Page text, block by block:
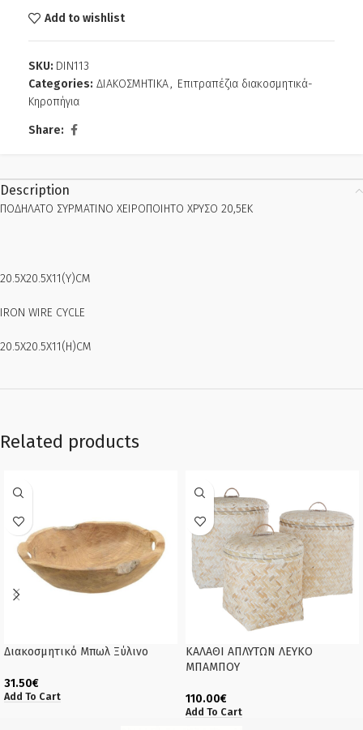
Add to wishlist
SKU: DIN113
Categories: ΔΙΑΚΟΣΜΗΤΙΚΑ, Επιτραπέζια διακοσμητικά-
Κηροπήγια
Share:
Description
ΠΟΔΗΛΑΤΟ ΣΥΡΜΑΤΙΝΟ ΧΕΙΡΟΠΟΙΗΤΟ ΧΡΥΣΟ 20,5ΕΚ
20.5X20.5X11(Y)CM
IRON WIRE CYCLE
20.5X20.5X11(H)CM
Related products
Διακοσμητικό Μπωλ Ξύλινο
31.50€
Add To Cart
ΚΑΛΑΘΙ ΑΠΛΥΤΩΝ ΛΕΥΚΟ
ΜΠΑΜΠΟΥ
110.00€
Add To Cart